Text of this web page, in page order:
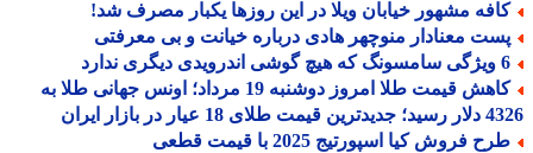
مشهور خیابان ویلا در این روزها یکبار مصرف شد!
معنادار منوچهر هادی درباره خیانت و بی معرفتی
کاهش قیمت طلا امروز دوشنبه 19 مرداد؛ اونس جهانی طلا به
18 عیار در بازار ایران
فروش کیا اسپورتیج 2025 با قیمت قطعی